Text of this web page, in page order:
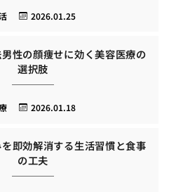
2026.01.25
性の顔痩せに効く美容医療の
選択肢
2026.01.18
即効解消する生活習慣と食事
の工夫